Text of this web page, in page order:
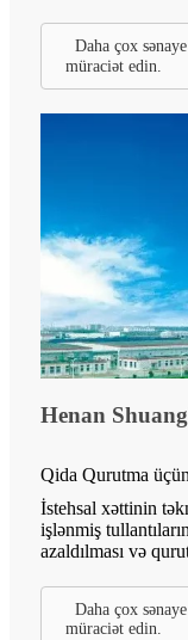
Daha çox
müraciət edin.
Henan
Qida Qurutma
İstehsal xəttinin
işlənmiş
azaldılması və
Daha çox
müraciət edin.